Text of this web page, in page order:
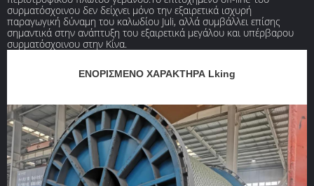
συρματόσχοινου δεν δείχνει μόνο την εξαιρετικά ισχυρή
παραγωγική δύναμη του καλωδίου Juli, αλλά συμβάλλει επίσης
σημαντικά στην ανάπτυξη του εξαιρετικά μεγάλου και υπέρβαρου
συρματόσχοινου στην Κίνα.
ΕΝΟΡΙΣΜΕΝΟ ΧΑΡΑΚΤΗΡΑ Lking